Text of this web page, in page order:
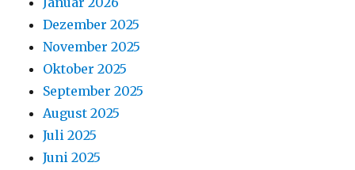
Dezember 2025
November 2025
Oktober 2025
September 2025
August 2025
Juli 2025
Juni 2025